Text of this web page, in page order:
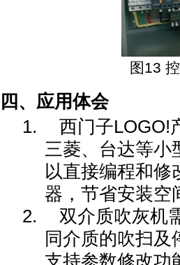
图13
四、应用体会
1.
西门子LOGO!
三菱、台达等小
以直接编程和修
器，节省安装空
2.
双介质吹灰机
同介质的吹扫及
支持参数修改功